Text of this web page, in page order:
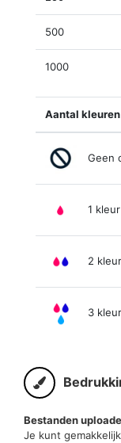
500
1000
Aantal
Geen
1 kleur
2
3
Bestanden
Je kunt